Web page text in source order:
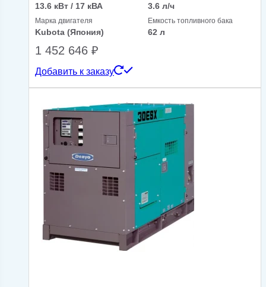
13.6 кВт / 17 кВА 3.6 л/ч
Марка двигателя
Kubota (Япония)
Емкость топливного бака
62 л
1 452 646 ₽
Добавить к заказу